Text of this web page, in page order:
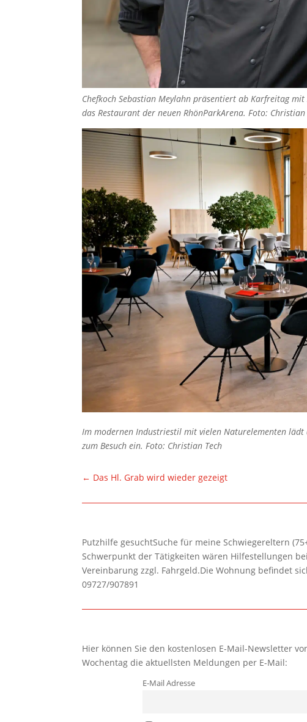
Chefkoch Sebastian Meylahn präsentiert ab Karfreitag
das Restaurant der neuen RhönParkArena. Foto: Christian
Im modernen Industriestil mit vielen Naturelementen
zum Besuch ein. Foto: Christian Tech
← Das Hl. Grab wird wieder gezeigt
Putzhilfe gesuchtSuche für meine Schwiegereltern
Schwerpunkt der Tätigkeiten wären Hilfestellungen
Vereinbarung zzgl. Fahrgeld.Die Wohnung befindet
09727/907891
Hier können Sie den kostenlosen E-Mail-Newsletter
Wochentag die aktuellsten Meldungen per E-Mail:
E-Mail Adresse